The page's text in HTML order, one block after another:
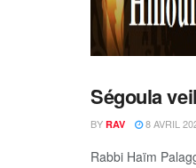
7) NISSAN
Ségoula
BY RAV 8 AVRIL
Rabbi Haïm